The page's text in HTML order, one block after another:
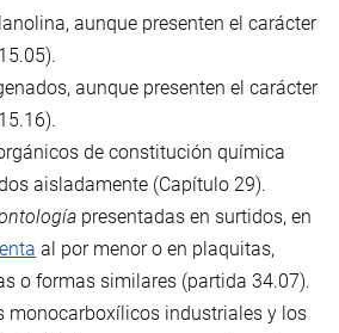
aunque presenten el carácter
aunque presenten el carácter
de constitución química
aisladamente (Capítulo 29).
presentadas en surtidos, en
al por menor o en plaquitas,
o formas similares (partida 34.07).
monocarboxílicos industriales y los